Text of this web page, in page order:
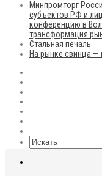
Минпромторг
субъектов РФ и
конференцию в
трансформация
Стальная печаль
На рынке свинца —